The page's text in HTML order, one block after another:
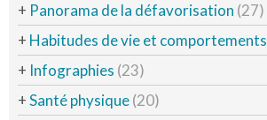
+ Panorama de la défavorisation (27)
+ Habitudes de vie et comportements
+ Infographies (23)
+Santé physique(20)